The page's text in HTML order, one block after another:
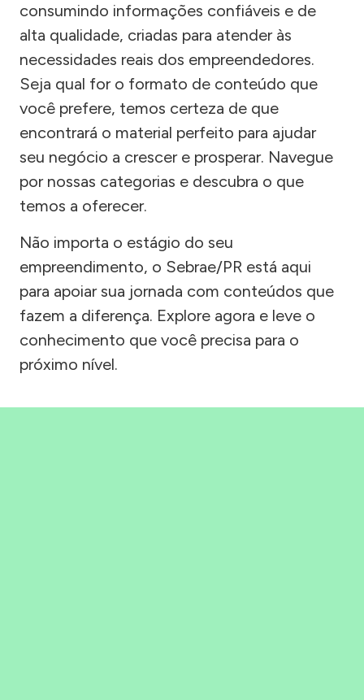
consumindo informações confiáveis e de
alta qualidade, criadas para atender às
necessidades reais dos empreendedores.
Seja qual for o formato de conteúdo que
você prefere, temos certeza de que
encontrará o material perfeito para ajudar
seu negócio a crescer e prosperar. Navegue
por nossas categorias e descubra o que
temos a oferecer.
Não importa o estágio do seu
empreendimento, o Sebrae/PR está aqui
para apoiar sua jornada com conteúdos que
fazem a diferença. Explore agora e leve o
conhecimento que você precisa para o
próximo nível.